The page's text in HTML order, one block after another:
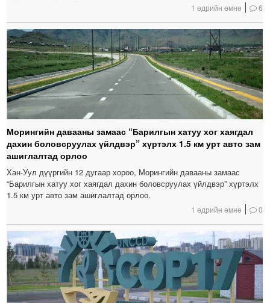
1 өдрийн өмнө 6
Морингийн давааны замаас “Барилгын хатуу хог хаягдал
дахин боловсруулах үйлдвэр” хүртэлх 1.5 км урт авто зам
ашиглалтад орлоо
Хан-Уул дүүргийн 12 дугаар хороо, Морингийн давааны замаас
“Барилгын хатуу хог хаягдал дахин боловсруулах үйлдвэр” хүртэлх
1.5 км урт авто зам ашиглалтад орлоо.
1 өдрийн өмнө 0